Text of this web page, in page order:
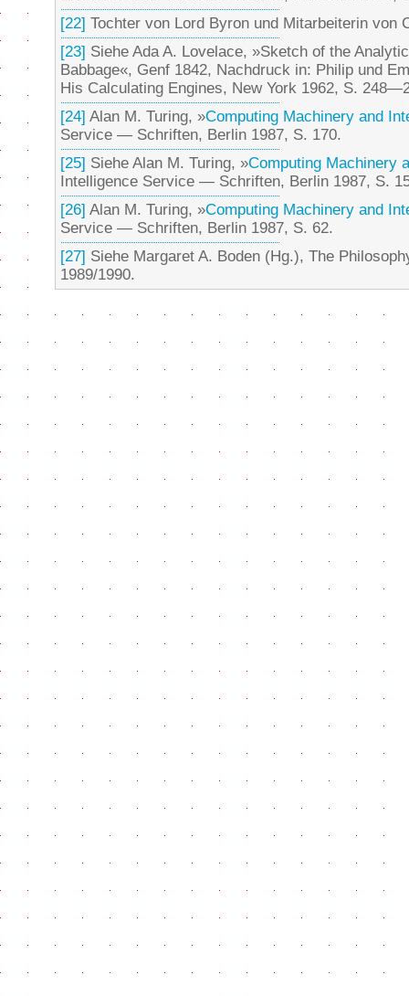
[22] Tochter von Lord Byron und Mitarbeiterin von
[23] Siehe Ada A. Lovelace, »Sketch of the
Babbage«, Genf 1842, Nachdruck in: Philip und
His Calculating Engines, New York 1962, S.
[24] Alan M. Turing, »Computing Machinery and
Service — Schriften, Berlin 1987, S. 170.
[25] Siehe Alan M. Turing, »Computing Machinery
Intelligence Service — Schriften, Berlin 1987, S.
[26] Alan M. Turing, »Computing Machinery and
Service — Schriften, Berlin 1987, S. 62.
[27] Siehe Margaret A. Boden (Hg.), The
1989/1990.